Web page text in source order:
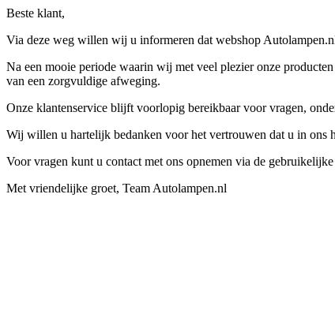
Beste klant,
Via deze weg willen wij u informeren dat webshop
Na een mooie periode waarin wij met veel plezier onze
van een zorgvuldige afweging.
Onze klantenservice blijft voorlopig bereikbaar voor vragen,
Wij willen u hartelijk bedanken voor het vertrouwen dat u in ons
Voor vragen kunt u contact met ons opnemen via de
Met vriendelijke groet, Team Autolampen.nl